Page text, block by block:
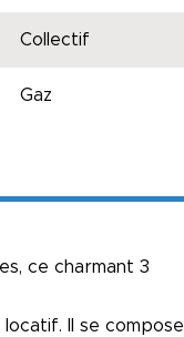
Collectif
Gaz
ce charmant 3
Il se compose